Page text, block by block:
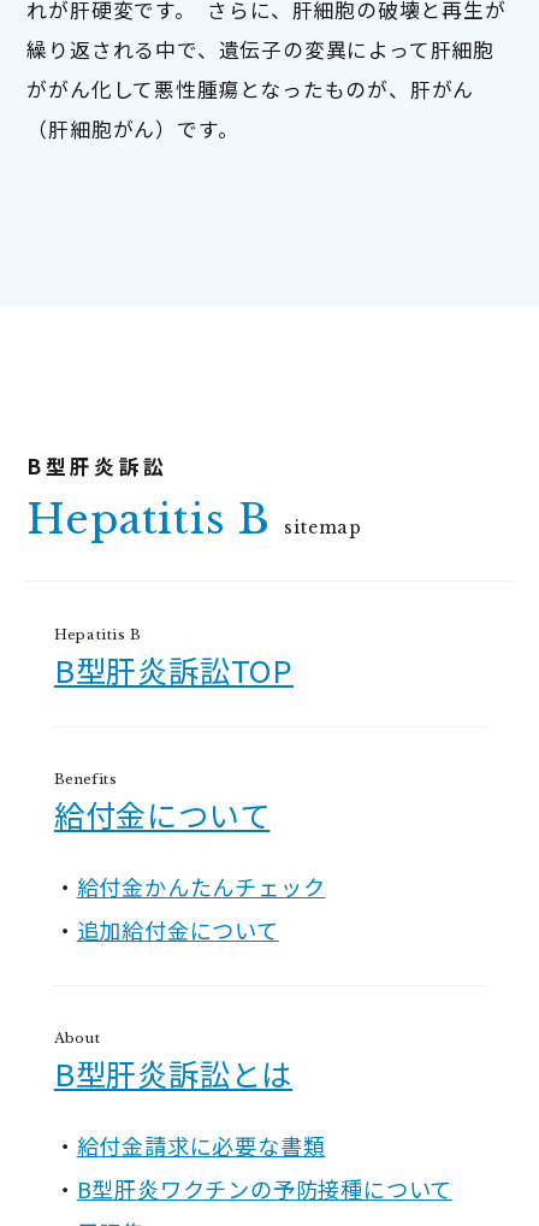
れが肝硬変です。  さらに、肝細胞の破壊と再生が
繰り返される中で、遺伝子の変異によって肝細胞
ががん化して悪性腫瘍となったものが、肝がん
（肝細胞がん）です。
Hepatitis B sitemap
Hepatitis B
B型肝炎訴訟TOP
Benefits
給付金について
給付金かんたんチェック
追加給付金について
About
B型肝炎訴訟とは
給付金請求に必要な書類
B型肝炎ワクチンの予防接種について